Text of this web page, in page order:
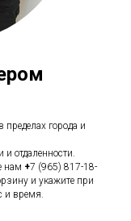
города и
и отдаленности.
нам +7 (965) 817-18-
и укажите при
и время.